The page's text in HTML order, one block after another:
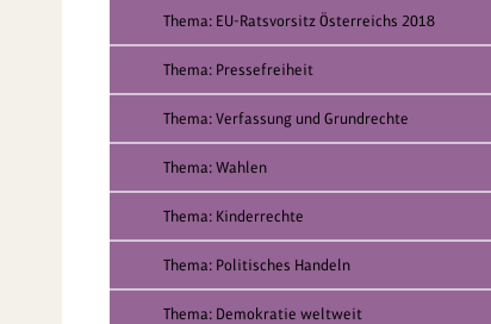
Thema: EU-Ratsvorsitz Österreichs 2018
Thema: Pressefreiheit
Thema: Verfassung und Grundrechte
Thema: Wahlen
Thema: Kinderrechte
Thema: Politisches Handeln
Thema: Demokratie weltweit